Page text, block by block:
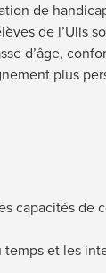
de
de l’Ulis
d’âge,
plus
capacités de
et les